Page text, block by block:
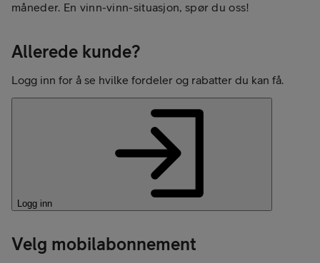
måneder. En vinn-vinn-situasjon, spør du oss!
Allerede kunde?
Logg inn for å se hvilke fordeler og rabatter du kan få.
Logg inn
Velg mobilabonnement